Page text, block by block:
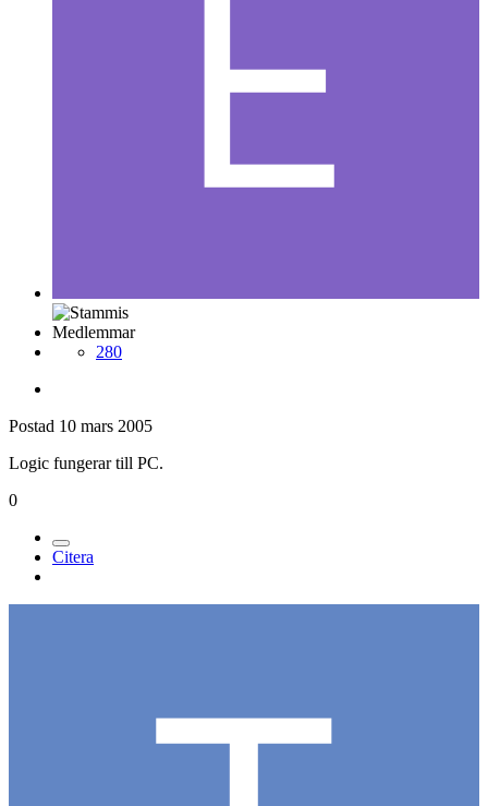
Medlemmar
280
Postad 10 mars 2005
Logic fungerar till PC.
0
Citera